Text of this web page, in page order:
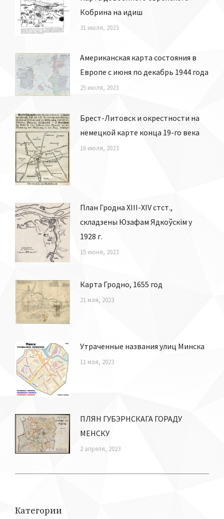
Кобрина на идиш
31 июля, 2023
Американская карта состояния в
Европе с июня по декабрь 1944 года
25 июля, 2023
Брест-Литовск и окрестности на
немецкой карте конца 19-го века
16 июля, 2023
План Гродна XIII-XIV стст.,
складзены Юзафам Ядкоўскім у
1928 г.
15 июня, 2023
Карта Гродно, 1655 год
21 мая, 2023
Утраченные названия улиц Минска
11 мая, 2023
ПЛЯН ГУБЭРНСКАГА ГОРАДУ
МЕНСКУ
2 апреля, 2023
Категории